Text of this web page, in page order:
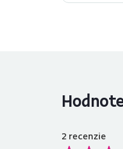
2 recenzie